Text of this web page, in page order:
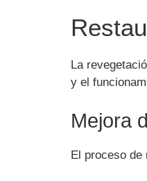
La
y el
Mejora
El proceso de